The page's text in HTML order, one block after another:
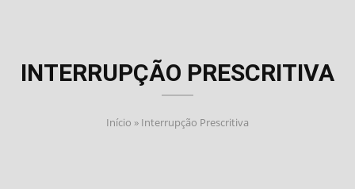
INTERRUPÇÃO PRESCRITIVA
Início » Interrupção Prescritiva